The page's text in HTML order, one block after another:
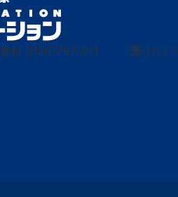
受付 0120-297-011 売りたい